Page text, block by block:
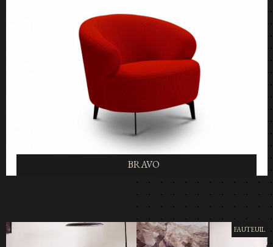
BRAVO
FAUTEUIL